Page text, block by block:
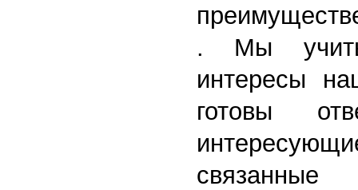
. Мы
интересы
готовы